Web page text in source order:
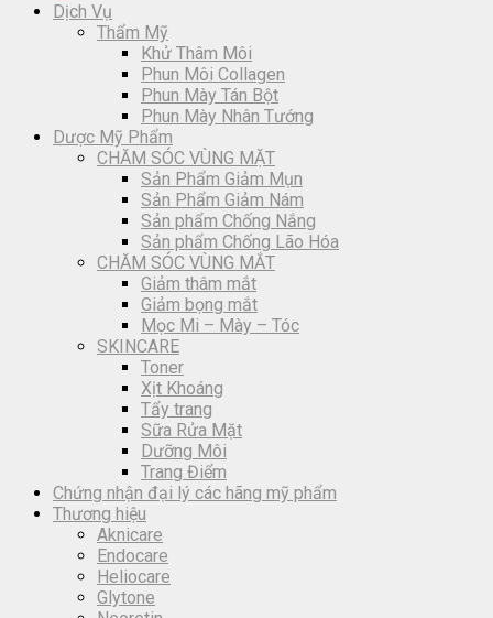
Dịch Vụ
Thẩm Mỹ
Khử Thâm Môi
Phun Môi Collagen
Phun Mày Tán Bột
Phun Mày Nhân Tướng
Dược Mỹ Phẩm
CHĂM SÓC VÙNG MẶT
Sản Phẩm Giảm Mụn
Sản Phẩm Giảm Nám
Sản phẩm Chống Nắng
Sản phẩm Chống Lão Hóa
CHĂM SÓC VÙNG MẮT
Giảm thâm mắt
Giảm bọng mắt
Mọc Mi – Mày – Tóc
SKINCARE
Toner
Xịt Khoáng
Tẩy trang
Sữa Rửa Mặt
Dưỡng Môi
Trang Điểm
Chứng nhận đại lý các hãng mỹ phẩm
Thương hiệu
Aknicare
Endocare
Heliocare
Glytone